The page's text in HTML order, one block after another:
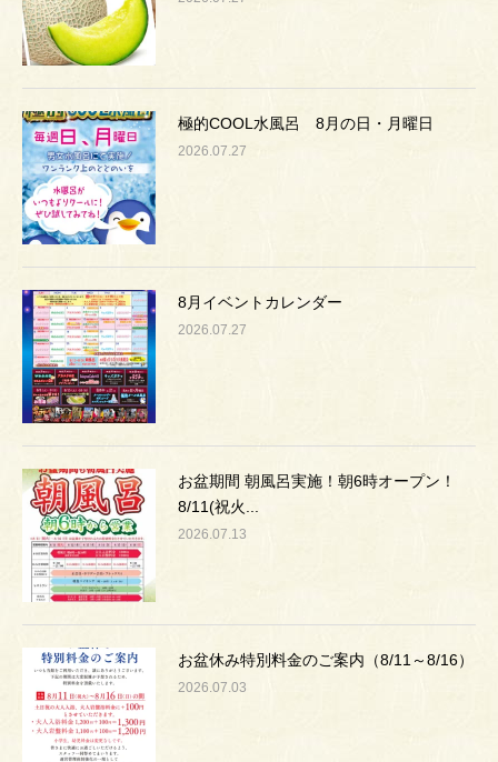
極的COOL水風呂 8月の日・月曜日
2026.07.27
8月イベントカレンダー
2026.07.27
お盆期間 朝風呂実施！朝6時オープン！
8/11(祝火...
2026.07.13
お盆休み特別料金のご案内（8/11～8/16）
2026.07.03